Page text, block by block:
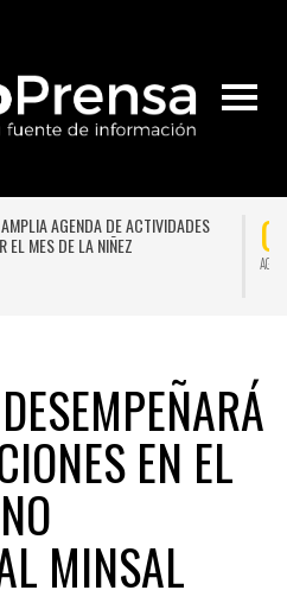
AGENDA DE ACTIVIDADES
EL MES DE LA NIÑEZ
AGO
EN EL
MINSAL